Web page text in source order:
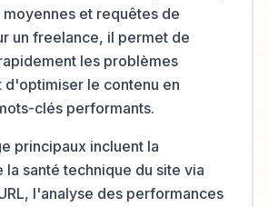
et requêtes de
un freelance, il permet de
les problèmes
le contenu en
clés performants.
principaux incluent la
la santé technique du site via
l'analyse des performances